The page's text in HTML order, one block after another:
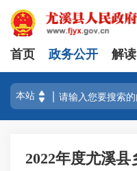
首页 政务公开 解
2022年度尤溪